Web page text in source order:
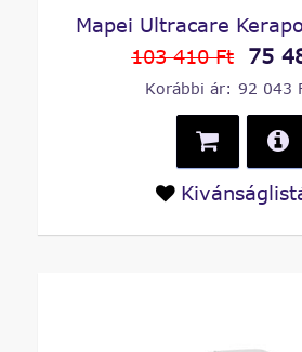
Mapei Ultracare
103 410 Ft
75
Korábbi ár: 92 043